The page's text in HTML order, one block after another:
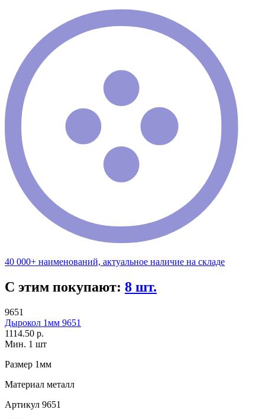
40 000+ наименований, актуальное наличие на складе
С этим покупают: 8 шт.
9651
Дырокол 1мм 9651
1114.50 р.
Мин. 1 шт
Размер 1мм
Материал металл
Артикул 9651